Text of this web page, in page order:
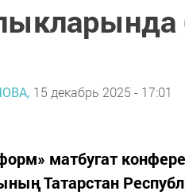
15 декабрь 2025 - 17:01
матбугат
Татарстан